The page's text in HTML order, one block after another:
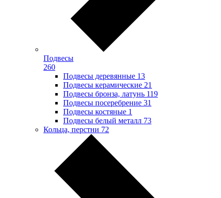
Подвесы
260
Подвесы деревянные 13
Подвесы керамические 21
Подвесы бронза, латунь 119
Подвесы посеребрение 31
Подвесы костяные 1
Подвесы белый металл 73
Кольца, перстни 72